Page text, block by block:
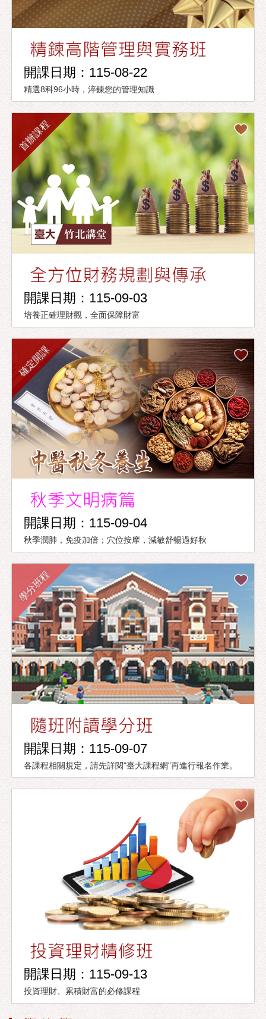
開課日期：115-08-22
精選8科96小時，淬鍊您的管理知識
首辦課程
開課日期：115-09-03
培養正確理財觀，全面保障財富
確定開課
開課日期：115-09-04
秋季潤肺，免疫加倍；穴位按摩，減敏舒暢過好秋
學分班程
開課日期：115-09-07
各課程相關規定，請先詳閱"臺大課程網"再進行報名作業。
開課日期：115-09-13
投資理財、累積財富的必修課程